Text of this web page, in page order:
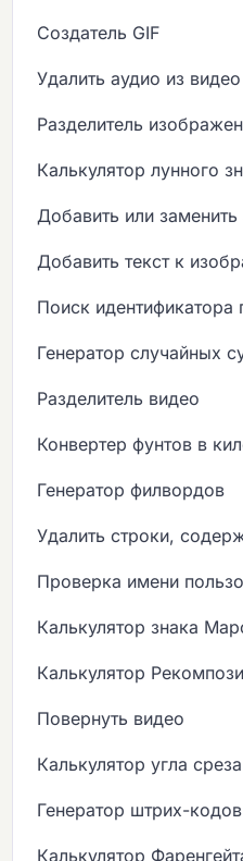
Создатель GIF
Удалить аудио из видео
Разделитель
Калькулятор лунного
Добавить или
Добавить текст к
Поиск идентификатора
Генератор случайных
Разделитель видео
Конвертер фунтов в
Генератор филвордов
Удалить строки,
Проверка имени
Калькулятор знака
Калькулятор
Повернуть видео
Калькулятор угла среза
Генератор штрих-кодов
Калькулятор